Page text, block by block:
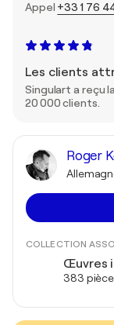
Appel +33 1 76
Les clients
Singulart a reçu
20 000 clients.
Roger
COLLECTION
Œuvres
383